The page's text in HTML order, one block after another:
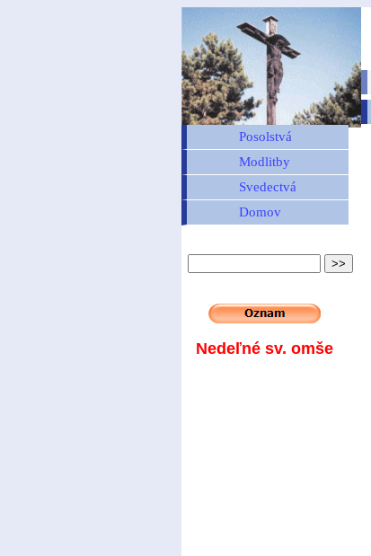
Posolstvá
Modlitby
Svedectvá
Domov
Nedeľné sv. omše